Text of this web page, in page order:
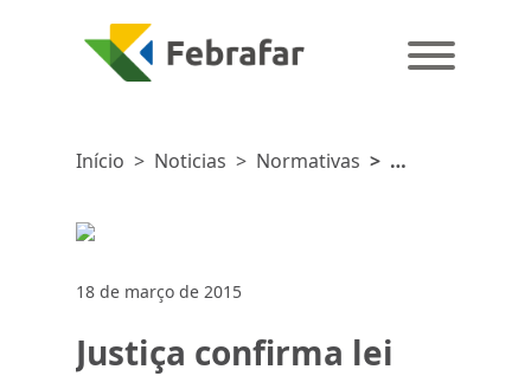
Início > Noticias > Normativas >
18 de março de 2015
Justiça confirma lei